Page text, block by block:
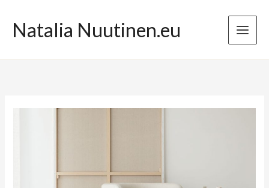
treściNatalia Nuutinen.eu